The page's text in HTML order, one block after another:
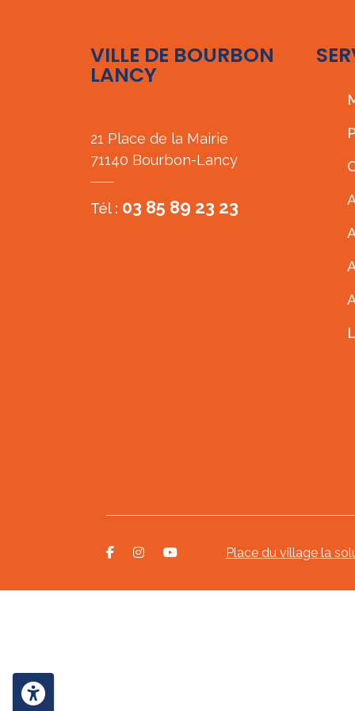
VILLE DE BOURBON
LANCY
21 Place de la Mairie
71140 Bourbon-Lancy
Tél : 03 85 89 23 23
Place du village la